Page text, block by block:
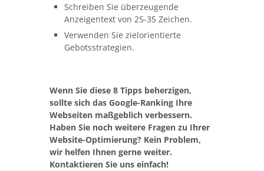
Schreiben Sie überzeugende
Anzeigentext von 25-35 Zeichen.
Verwenden Sie zielorientierte
Gebotsstrategien.
Wenn Sie diese 8 Tipps beherzigen,
sollte sich das Google-Ranking Ihre
Webseiten maßgeblich verbessern.
Haben Sie noch weitere Fragen zu Ihrer
Website-Optimierung? Kein Problem,
wir helfen Ihnen gerne weiter.
Kontaktieren Sie uns einfach!